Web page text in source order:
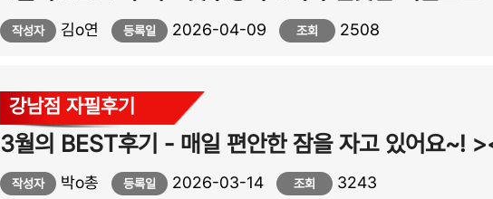
작성자 김o연 등록일 2026-04-09 조회 2508
강남점 자필후기
3월의 BEST후기 - 매일 편안한 잠을 자고 있어요~!
작성자 박o총 등록일 2026-03-14 조회 3243